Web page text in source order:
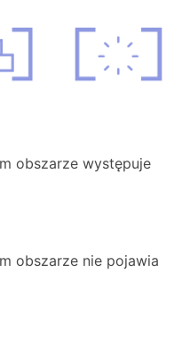
obszarze występuje
obszarze nie pojawia